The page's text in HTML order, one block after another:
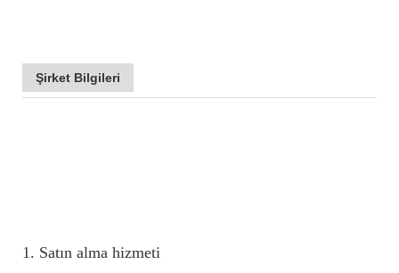
Şirket Bilgileri
1. Satın alma hizmeti